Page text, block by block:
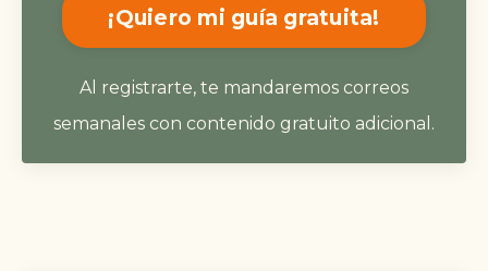
¡Quiero mi guía gratuita!
Al registrarte, te mandaremos correos
semanales con contenido gratuito adicional.